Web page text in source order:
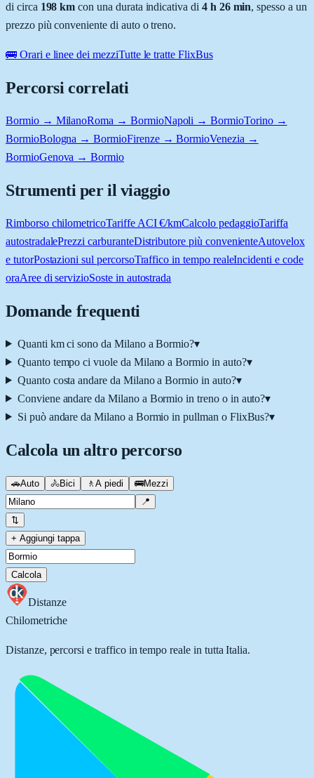
di circa 198 km con una durata indicativa di 4 h 26 min, spesso a un
prezzo più conveniente di auto o treno.
🚌 Orari e linee dei mezziTutte le tratte FlixBus
Percorsi correlati
Bormio → MilanoRoma → BormioNapoli → BormioTorino →
BormioBologna → BormioFirenze → BormioVenezia →
BormioGenova → Bormio
Strumenti per il viaggio
Rimborso chilometricoTariffe ACI €/kmCalcolo pedaggioTariffa
autostradalePrezzi carburanteDistributore più convenienteAutovelox
e tutorPostazioni sul percorsoTraffico in tempo realeIncidenti e code
oraAree di servizioSoste in autostrada
Domande frequenti
Quanti km ci sono da Milano a Bormio?▾
Quanto tempo ci vuole da Milano a Bormio in auto?▾
Quanto costa andare da Milano a Bormio in auto?▾
Conviene andare da Milano a Bormio in treno o in auto?▾
Si può andare da Milano a Bormio in pullman o FlixBus?▾
Calcola un altro percorso
🚗Auto 🚴Bici 🚶 A piedi 🚌Mezzi
📍
⇅
+ Aggiungi tappa
Calcola
Distanze
Chilometriche
Distanze, percorsi e traffico in tempo reale in tutta Italia.